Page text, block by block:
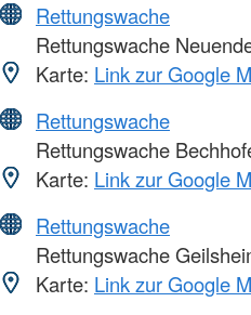
Rettungswache
Rettungswache
Karte: Link zur Google
Rettungswache
Rettungswache
Karte: Link zur Google
Rettungswache
Rettungswache
Karte: Link zur Google